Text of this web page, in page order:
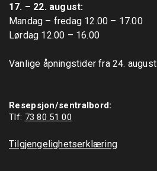
17. – 22. august:
Mandag – fredag 12.00 – 17.00
Lørdag 12.00 – 16.00
Vanlige åpningstider fra 24. august
Resepsjon/sentralbord:
Tlf: 73 80 51 00
Tilgjengelighetserklæring